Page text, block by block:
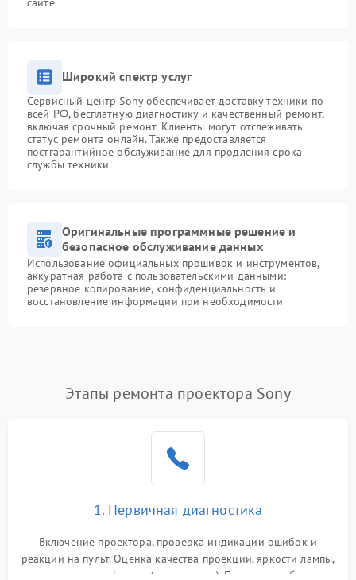
Широкий спектр услуг
Сервисный центр Sony обеспечивает доставку техники по
всей РФ, бесплатную диагностику и качественный ремонт,
включая срочный ремонт. Клиенты могут отслеживать
статус ремонта онлайн. Также предоставляется
постгарантийное обслуживание для продления срока
службы техники
Оригинальные программные решение и
безопасное обслуживание данных
Использование официальных прошивок и инструментов,
аккуратная работа с пользовательскими данными:
резервное копирование, конфиденциальность и
восстановление информации при необходимости
Этапы ремонта проектора Sony
1. Первичная диагностика
Включение проектора, проверка индикации ошибок и
реакции на пульт. Оценка качества проекции, яркости лампы,
наличия артефактов (точки, пятна). Проверка работы